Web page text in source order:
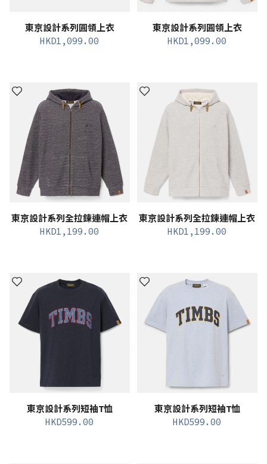
東京設計系列圓領上衣
HKD1,099.00
東京設計系列圓領上衣
HKD1,099.00
東京設計系列全拉鍊連帽上衣
HKD1,199.00
東京設計系列全拉鍊連帽上衣
HKD1,199.00
東京設計系列短袖T恤
HKD599.00
東京設計系列短袖T恤
HKD599.00